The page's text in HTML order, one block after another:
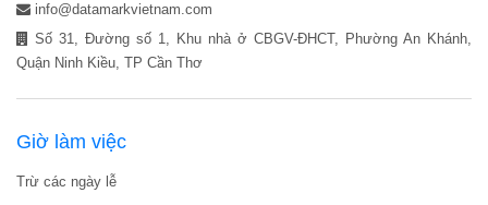
info@datamarkvietnam.com
Số 31, Đường số 1, Khu nhà ở CBGV-ĐHCT, Phường An Khánh,
Quận Ninh Kiều, TP Cần Thơ
Giờ làm việc
Trừ các ngày lễ